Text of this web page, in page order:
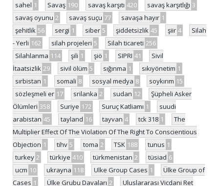
sahel 1 Savaş 190 savaş karşıtı 420 savaş karşıtlığı 3
savaş oyunu 2 savaş suçu 77 savaşa hayır 1
şehitlik 56 sergi 1 siber 5 şiddetsizlik 45 şiir 4
Silah
- Yerli 162 silah projeleri 5 Silah ticareti 256
Silahlanma 114 şili 1 şiö 1 SIPRI 41
Sivil
İtaatsizlik 29 sivil ölüm 5 sığınma 1 sıkıyönetim 1
sırbistan 1 somali 8 sosyal medya 8 soykırım 15
sözleşmeli er 17 srilanka 2 sudan 12
Şüpheli Asker
Ölümleri 358 Suriye 172 Suruç Katliamı 1
suudi
arabistan 45 tayland 16 tayvan 4 tck 318 1
The
Multiplier Effect Of The Violation Of The Right To Conscientious
Objection 1 tihv 5 toma 2 TSK 188 tunus 1
turkey 2 türkiye 410 türkmenistan 2 tüsiad 6
ucm 10 ukrayna 118 Ulke Group Cases 1
Ülke Group of
Cases 1 Ülke Grubu Davaları 2
Uluslararası Vicdani Ret